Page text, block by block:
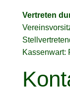
Vertreten
Kassenwart: